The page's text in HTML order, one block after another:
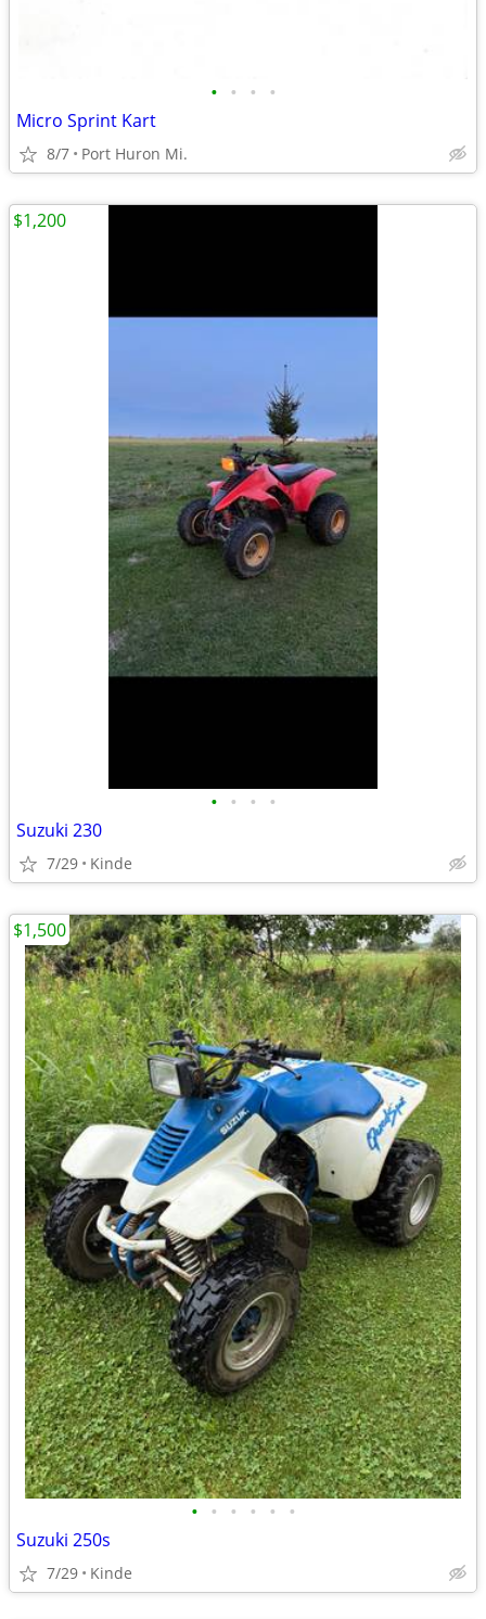
• • • •
Micro Sprint Kart
8/7 Port Huron Mi.
• • • •
Suzuki 230
7/29 Kinde
$1,200
• • • • • •
Suzuki 250s
7/29 Kinde
$1,500